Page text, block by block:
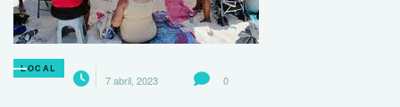
LOCAL
7 abril, 2023 0